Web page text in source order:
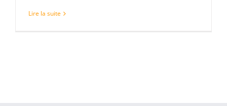
Lire la suite